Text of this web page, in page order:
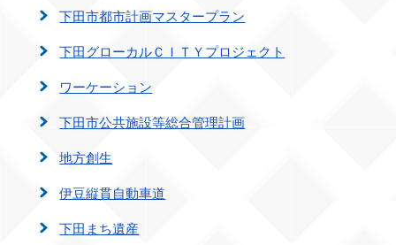
下田市都市計画マスタープラン
下田グローカルＣＩＴＹプロジェクト
ワーケーション
下田市公共施設等総合管理計画
地方創生
伊豆縦貫自動車道
下田まち遺産